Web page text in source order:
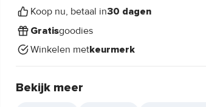
Koop nu, betaal in30 dagen
Gratisgoodies
Winkelen metkeurmerk
Bekijk meer